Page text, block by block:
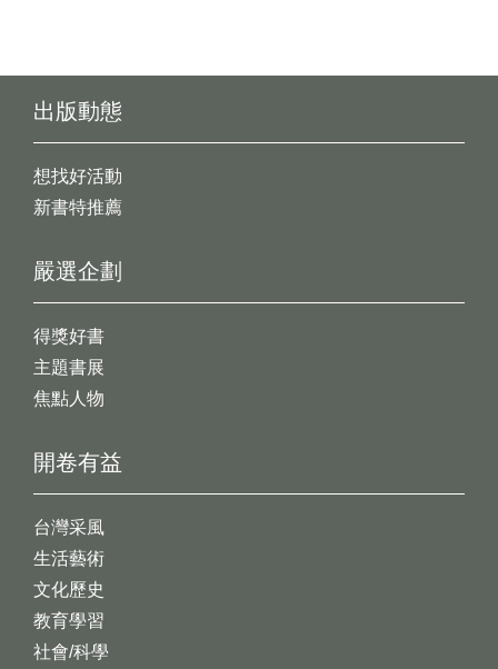
出版動態
想找好活動
新書特推薦
開卷有益
台灣采風
生活藝術
文化歷史
教育學習
社會/科學
嚴選企劃
得獎好書
主題書展
焦點人物